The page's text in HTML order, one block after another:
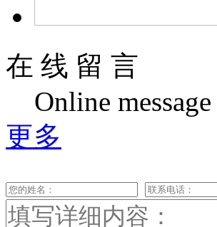
在 线 留 言
Online message
更多